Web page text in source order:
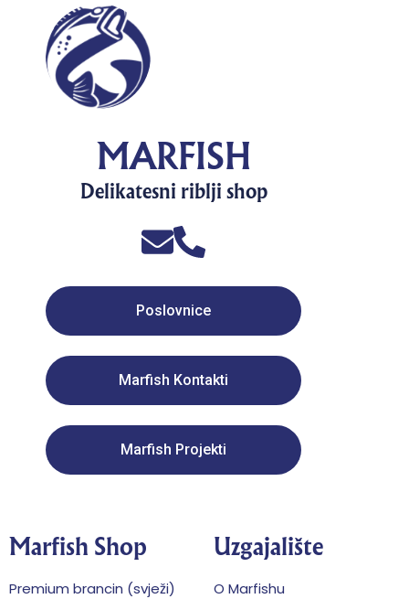
MARFISH
Delikatesni riblji shop
Poslovnice
Marfish Kontakti
Marfish Projekti
Marfish Shop
Premium brancin (svježi)
Uzgajalište
O Marfishu